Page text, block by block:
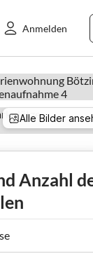
Anmelden
Alle Bilder
Anzahl